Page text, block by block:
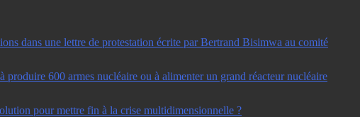
dans une lettre de protestation écrite par Bertrand Bisimwa au comité
600 armes nucléaire ou à alimenter un grand réacteur nucléaire
pour mettre fin à la crise multidimensionnelle ?